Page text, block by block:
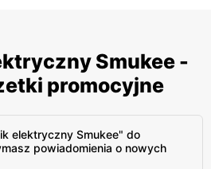
Smukee -
promocyjne
elektryczny Smukee" do
powiadomienia o nowych